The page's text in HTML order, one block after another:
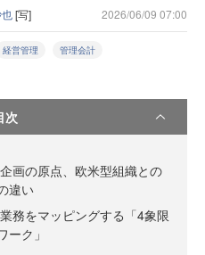
[写] 2026/06/09 07:00
経営管理 管理会計
次
画の原点、欧米型組織との
違い
務をマッピングする「4象限
ーク」